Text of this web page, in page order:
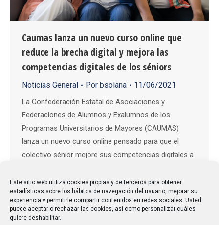
Este sitio web utiliza cookies propias y de terceros para obtener
estadísticas sobre los hábitos de navegación del usuario, mejorar su
experiencia y permitirle compartir contenidos en redes sociales. Usted
puede aceptar o rechazar las cookies, así como personalizar cuáles
quiere deshabilitar.
Caumas lanza un nuevo curso online que
reduce la brecha digital y mejora las
competencias digitales de los séniors
Noticias General Por bsolana 11/06/2021
La Confederación Estatal de Asociaciones y
Federaciones de Alumnos y Exalumnos de los
Programas Universitarios de Mayores (CAUMAS)
lanza un nuevo curso online pensado para que el
colectivo sénior mejore sus competencias digitales a
de 10 horas de duración con el objetivo de contribuir a
reducir…